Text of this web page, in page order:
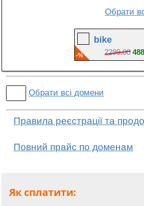
Обрати
-%
bike
2299.00
Обрати всідомени
Правила реєстрації та
Повний прайс по доменам
Як сплатити: